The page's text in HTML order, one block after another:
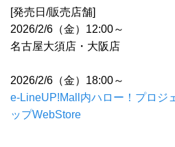
[発売日/販売店舗]
2026/2/6（金）12:00～
名古屋大須店・大阪店
2026/2/6（金）18:00～
e-LineUP!Mall内ハロー！プロジ
ップWebStore